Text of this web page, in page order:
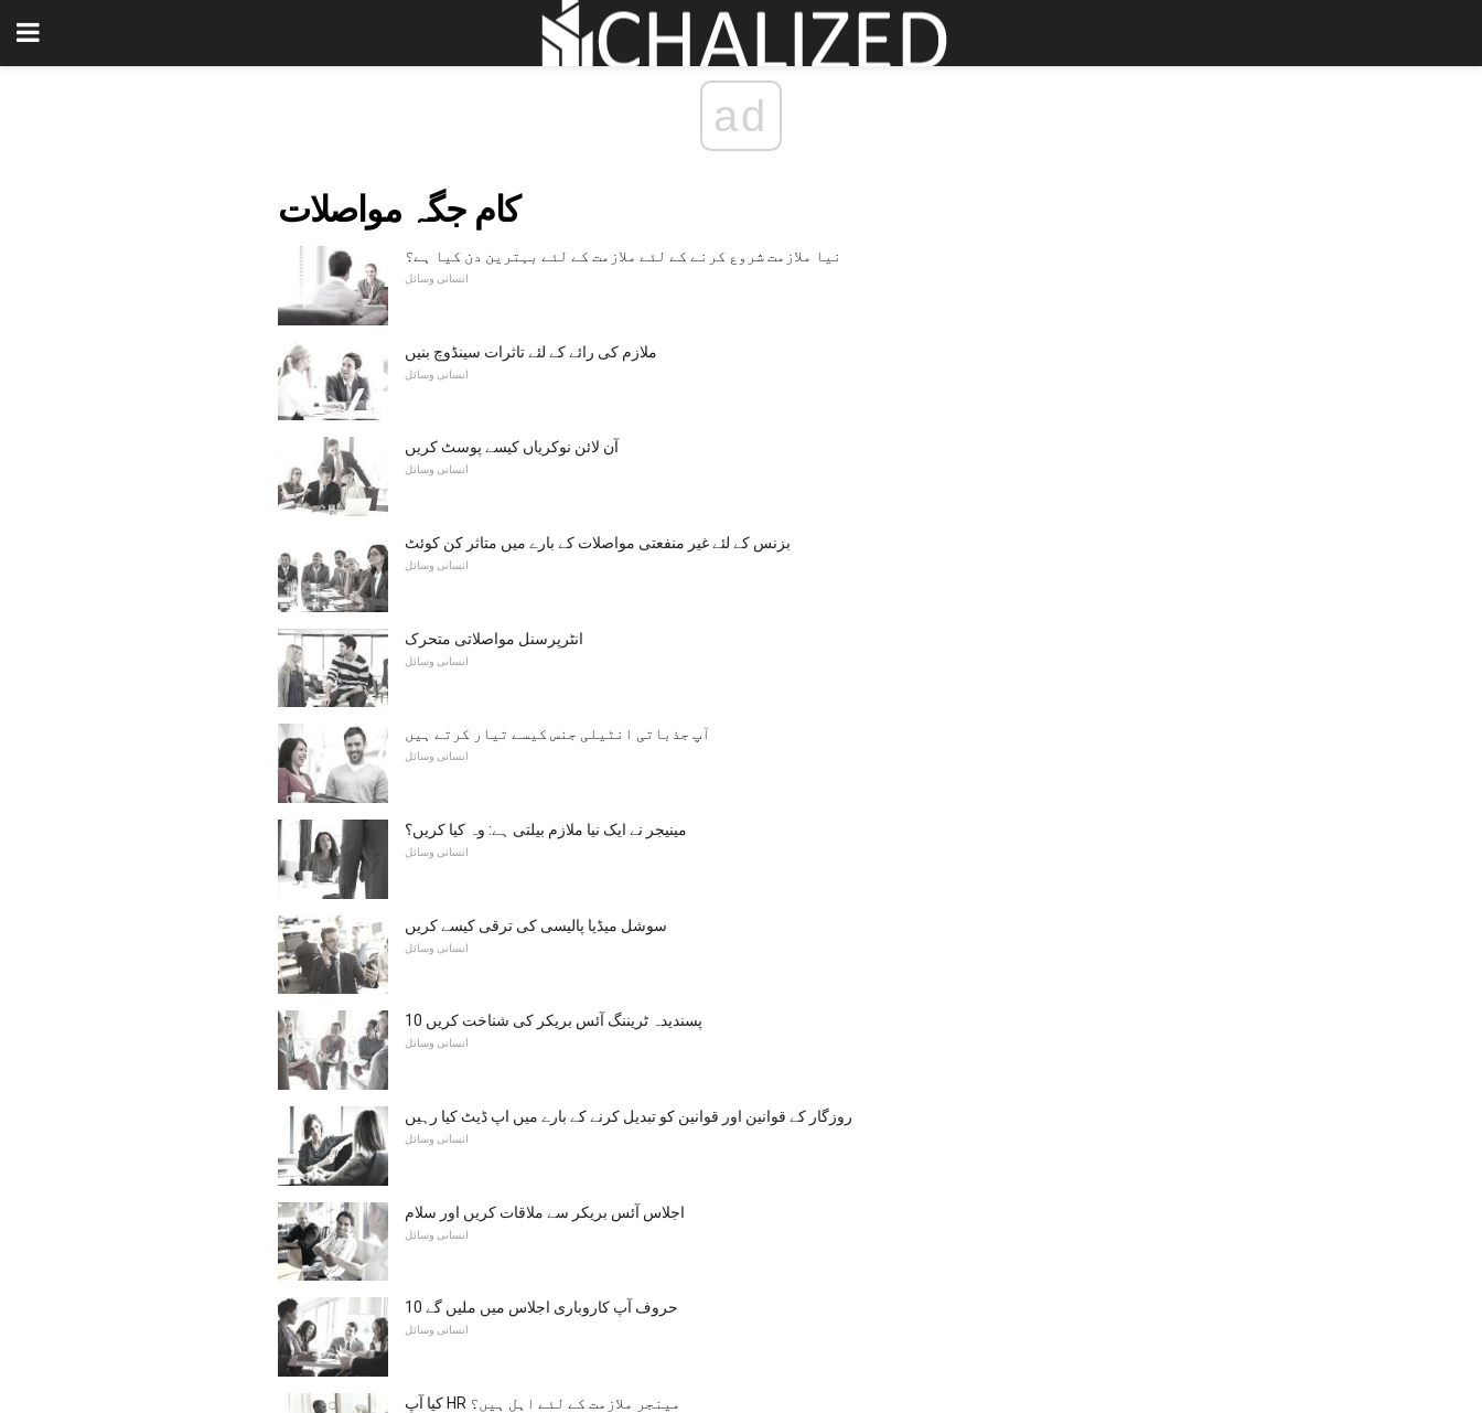
ad
کام جگہ مواصلات
نیا ملازمت شروع کرنے کے لئے ملازمت کے لئے بہترین دن کیا ہے؟
انسانی وسائل
ملازم کی رائے کے لئے تاثرات سینڈوچ بنیں
انسانی وسائل
آن لائن نوکریاں کیسے پوسٹ کریں
انسانی وسائل
بزنس کے لئے غیر منفعتی مواصلات کے بارے میں متاثر کن کوئٹ
انسانی وسائل
انٹرپرسنل مواصلاتی متحرک
انسانی وسائل
آپ جذباتی انٹیلی جنس کیسے تیار کرتے ہیں
انسانی وسائل
مینیجر نے ایک نیا ملازم بیلتی ہے: وہ کیا کریں؟
انسانی وسائل
سوشل میڈیا پالیسی کی ترقی کیسے کریں
انسانی وسائل
10 پسندیدہ ٹریننگ آئس بریکر کی شناخت کریں
انسانی وسائل
روزگار کے قوانین اور قوانین کو تبدیل کرنے کے بارے میں اپ ڈیٹ کیا رہیں
انسانی وسائل
اجلاس آئس بریکر سے ملاقات کریں اور سلام
انسانی وسائل
10 حروف آپ کاروباری اجلاس میں ملیں گے
انسانی وسائل
کیا آپ HR مینجر ملازمت کے لئے اہل ہیں؟